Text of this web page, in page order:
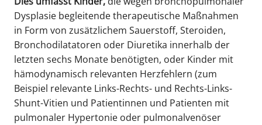
Dysplasie begleitende therapeutische Maßnahmen
in Form von zusätzlichem Sauerstoff, Steroiden,
Bronchodilatatoren oder Diuretika innerhalb der
letzten sechs Monate benötigten, oder Kinder mit
hämodynamisch relevanten Herzfehlern (zum
Beispiel relevante Links-Rechts- und Rechts-Links-
Shunt-Vitien und Patientinnen und Patienten mit
pulmonaler Hypertonie oder pulmonalvenöser